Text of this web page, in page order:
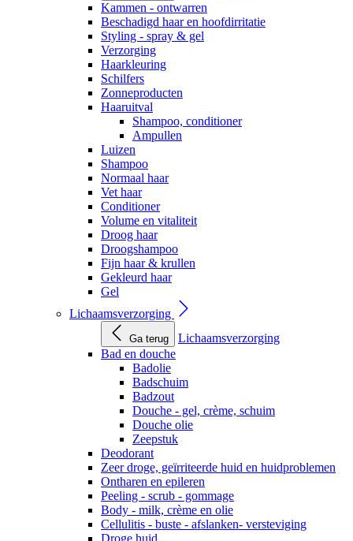
Kammen - ontwarren
Beschadigd haar en hoofdirritatie
Styling - spray & gel
Verzorging
Haarkleuring
Schilfers
Zonneproducten
Haaruitval
Shampoo, conditioner
Ampullen
Luizen
Shampoo
Normaal haar
Vet haar
Conditioner
Volume en vitaliteit
Droog haar
Droogshampoo
Fijn haar & krullen
Gekleurd haar
Gel
Lichaamsverzorging
Ga terug
Lichaamsverzorging
Bad en douche
Badolie
Badschuim
Badzout
Douche - gel, crème, schuim
Douche olie
Zeepstuk
Deodorant
Zeer droge, geïrriteerde huid en huidproblemen
Ontharen en epileren
Peeling - scrub - gommage
Body - milk, crème en olie
Cellulitis - buste - afslanken- versteviging
Droge huid